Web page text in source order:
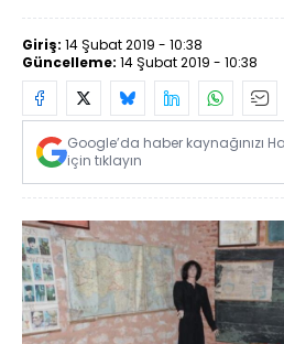
Giriş: 14 Şubat 2019 - 10:38
Güncelleme: 14 Şubat 2019 - 10:38
Google’da haber kaynağınızı
için tıklayın